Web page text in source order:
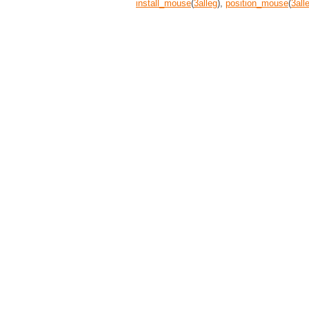
install_mouse(3alleg), position_mouse(3